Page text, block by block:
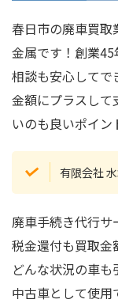
春日市の廃車買取
金属です！創業
相談も安心してで
金額にプラスして
いのも良いポイン
有限会社
廃車手続き代行サ
税金還付も買取金
どんな状況の車も
中古車として使用